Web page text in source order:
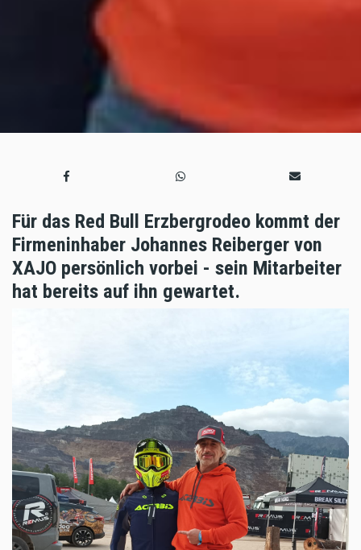
Für das Red Bull Erzbergrodeo kommt der
Firmeninhaber Johannes Reiberger von
XAJO persönlich vorbei - sein Mitarbeiter
hat bereits auf ihn gewartet.